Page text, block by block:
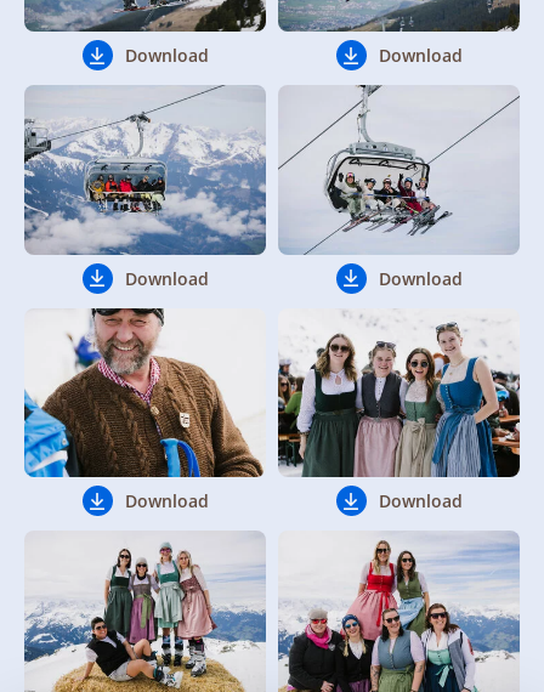
Download Download
Download Download
Download Download